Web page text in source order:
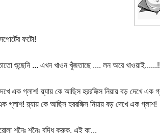
ফটো!
শুন্ছেনি ... এখন খাওন খুঁজতাছে .... লন অরে
এক গ্লাশ! য়্যায় কে আছিস হররলিক্স নিয়ায় বড় দেখে এক
গ্লাশ! য়্যায় কে আছিস হররলিক্স নিয়ায় বড় দেখে এক গ্লাশ!
শনৈঃ শনৈঃ বৃদ্ধি করুক, এই কা...